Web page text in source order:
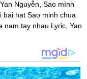
Nguyễn, Sao mình
bai hat Sao minh chua
nam tay nhau Lyric, Yan